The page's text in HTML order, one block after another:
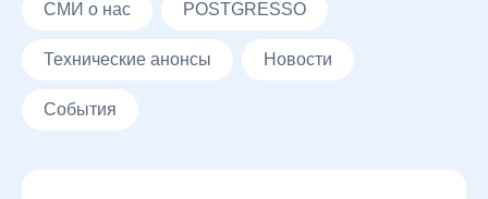
СМИ о нас POSTGRESSO
Технические анонсы Новости
События